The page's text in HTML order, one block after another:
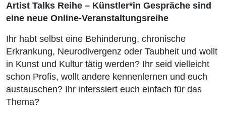
Artist Talks Reihe – Künstler*in Gespräche sind
eine neue Online-Veranstaltungsreihe
Ihr habt selbst eine Behinderung, chronische
Erkrankung, Neurodivergenz oder Taubheit und wollt
in Kunst und Kultur tätig werden? Ihr seid vielleicht
schon Profis, wollt andere kennenlernen und euch
austauschen? Ihr interssiert euch einfach für das
Thema?